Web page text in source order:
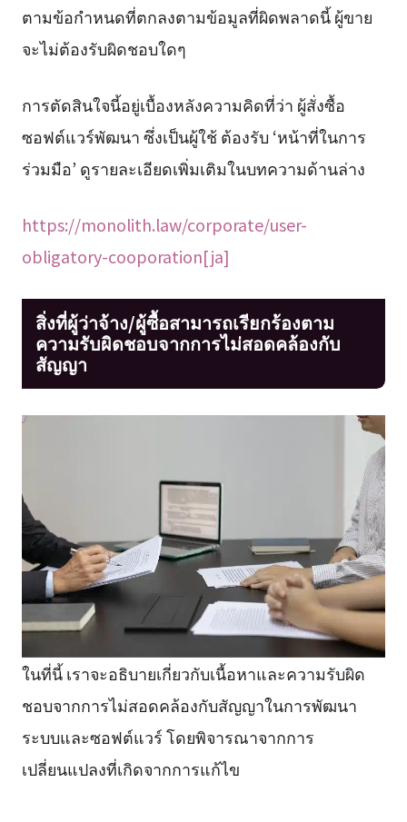
ตามข้อกำหนดที่ตกลงตามข้อมูลที่ผิดพลาดนี้ ผู้ขาย
จะไม่ต้องรับผิดชอบใดๆ
การตัดสินใจนี้อยู่เบื้องหลังความคิดที่ว่า ผู้สั่งซื้อ
ซอฟต์แวร์พัฒนา ซึ่งเป็นผู้ใช้ ต้องรับ ‘หน้าที่ในการ
ร่วมมือ’ ดูรายละเอียดเพิ่มเติมในบทความด้านล่าง
https://monolith.law/corporate/user-
obligatory-cooporation[ja]
สิ่งที่ผู้ว่าจ้าง/ผู้ซื้อสามารถเรียกร้องตาม
ความรับผิดชอบจากการไม่สอดคล้องกับ
สัญญา
ในที่นี้ เราจะอธิบายเกี่ยวกับเนื้อหาและความรับผิด
ชอบจากการไม่สอดคล้องกับสัญญาในการพัฒนา
ระบบและซอฟต์แวร์ โดยพิจารณาจากการ
เปลี่ยนแปลงที่เกิดจากการแก้ไข